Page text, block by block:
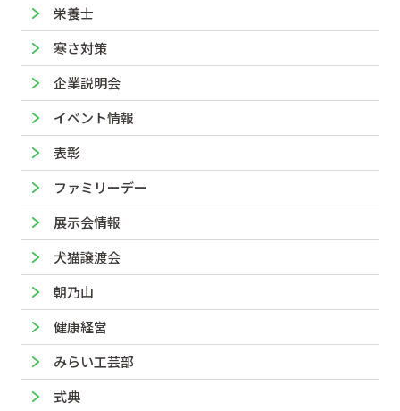
栄養士
寒さ対策
企業説明会
イベント情報
表彰
ファミリーデー
展示会情報
犬猫譲渡会
朝乃山
健康経営
みらい工芸部
式典